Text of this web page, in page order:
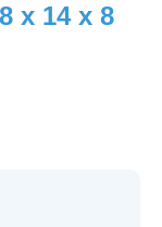
x 14 x 8